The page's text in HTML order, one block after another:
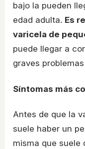
bajo la pueden
edad adulta. Es
varicela de
puede llegar a
graves
Síntomas más
Antes de que la
suele haber un
misma que suele